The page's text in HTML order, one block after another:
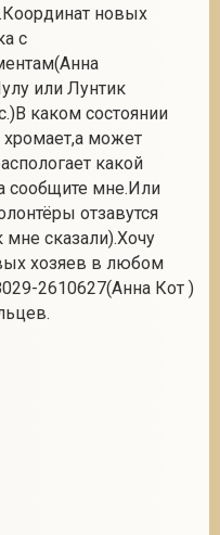
новых
с
или Лунтик
каком состоянии
может
какой
сообщите мне.Или
отзавутся
мне сказали).Хочу
хозяев в любом
2610627(Анна Кот )